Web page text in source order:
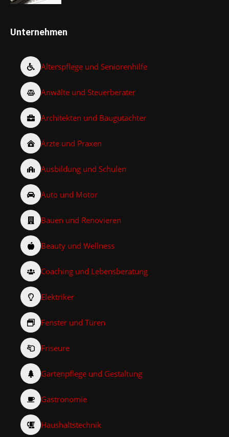
Unternehmen
Alterspflege und Seniorenhilfe
Anwälte und Steuerberater
Architekten und Baugutachter
Ärzte und Praxen
Ausbildung und Schulen
Auto und Motor
Bauen und Renovieren
Beauty und Wellness
Coaching und Lebensberatung
Elektriker
Fenster und Türen
Friseure
Gartenpflege und Gestaltung
Gastronomie
Haushaltstechnik